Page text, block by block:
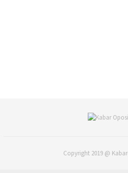
Copyright 2019 @